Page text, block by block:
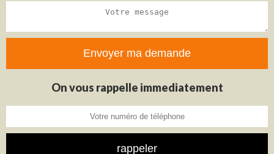
On vous rappelle immediatement